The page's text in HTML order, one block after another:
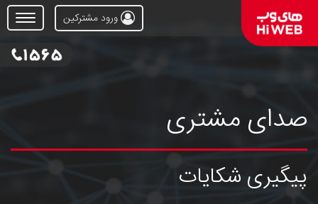
Open
Menu
ورود مشترکین
صدای مشتری
پیگیری شکایات